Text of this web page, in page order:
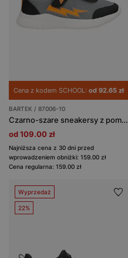
Cena z kodem SCHOOL: od 92.65 zł
BARTEK / 87006-10
Czarno-szare sneakersy z pomarańczową błyskawicą BARTEK 87006-10
od 109.00 zł
Najniższa cena z 30 dni przed
wprowadzeniem obniżki: 159.00 zł
Cena regularna: 159.00 zł
Wyprzedaż
22%